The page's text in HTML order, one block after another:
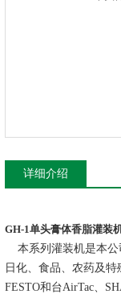
详细介绍
GH-1单头膏体香脂灌装
本系列灌装机是本公
日化、食品、农药及
FESTO和台AirTac、